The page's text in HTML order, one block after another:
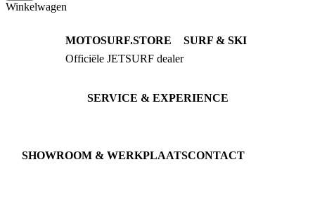
Winkelwagen
MOTOSURF.STORE
Officiële JETSURF dealer
SURF & SKI
JETSURF Boards
SERVICE & EXPERIENCE
SHOWROOM & WERKPLAATSCONTACT